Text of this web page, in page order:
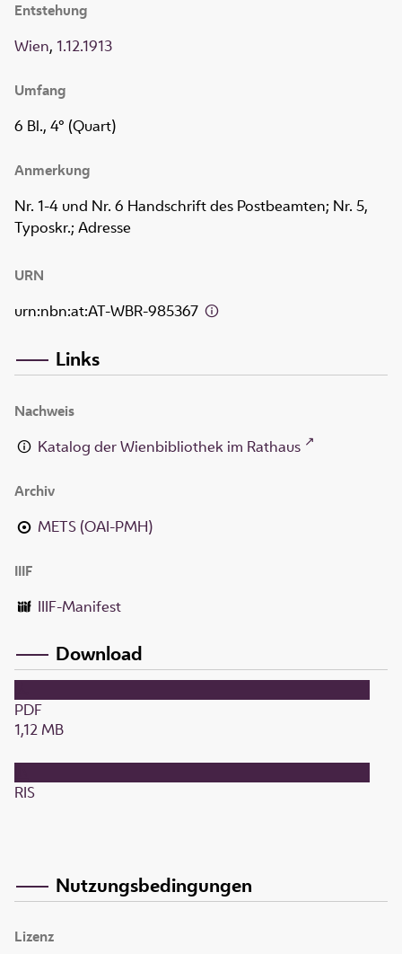
Entstehung
Wien, 1.12.1913
Umfang
6 Bl., 4° (Quart)
Anmerkung
Nr. 1-4 und Nr. 6 Handschrift des Postbeamten; Nr. 5,
Typoskr.; Adresse
URN
urn:nbn:at:AT-WBR-985367
Links
Nachweis
Katalog der Wienbibliothek im Rathaus
Archiv
METS (OAI-PMH)
IIIF
IIIF-Manifest
Download
PDF
1,12 MB
RIS
Nutzungsbedingungen
Lizenz